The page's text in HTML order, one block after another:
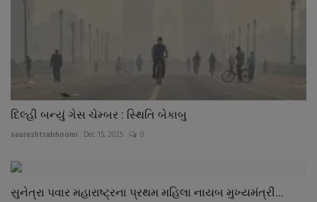
દિલ્હી બન્યું ગેસ ચેમ્બર : સ્થિતિ બેકાબુ
saurashtrabhoomi Dec 15, 2025 0
સુનેત્રા પવાર મહારાષ્ટ્રના પ્રથમ મહિલા નાયબ મુખ્યમંત્રી...